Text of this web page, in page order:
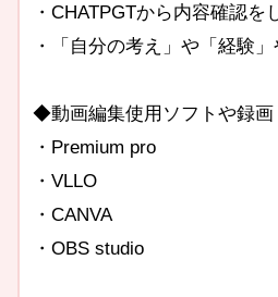
・CHATPGTから内容確認を
・「自分の考え」や「経験
◆動画編集使用ソフトや録画
・Premium pro
・VLLO
・CANVA
・OBS studio